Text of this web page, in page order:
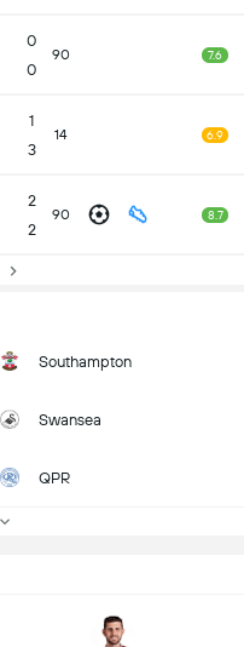
0
0
90 7.6
1
3
14 6.9
2
2
90 8.7
Southampton
Swansea
QPR